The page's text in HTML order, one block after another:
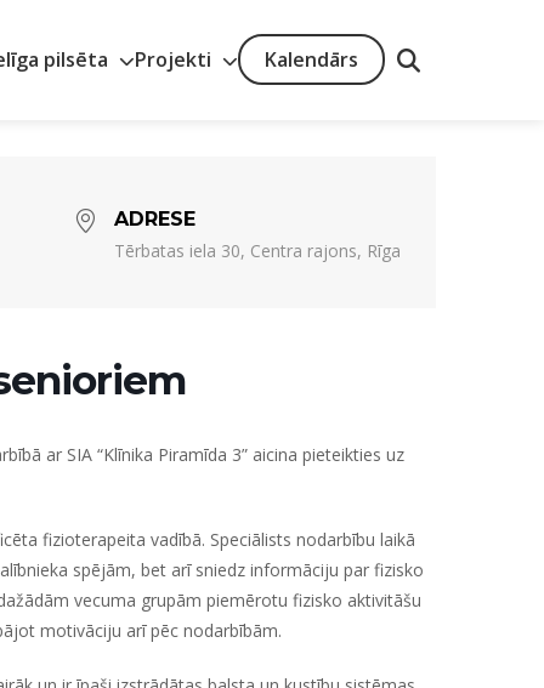
pilsēta Projekti Kalendārs
ADRESE
Tērbatas iela 30, Centra rajons, Rīga
ar SIA “Klīnika Piramīda 3” aicina pieteikties uz
fizioterapeita vadībā. Speciālists nodarbību laikā
spējām, bet arī sniedz informāciju par fizisko
vecuma grupām piemērotu fizisko aktivitāšu
motivāciju arī pēc nodarbībām.